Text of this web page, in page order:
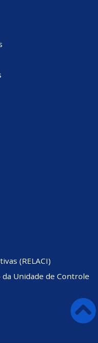
(RELACI)
Unidade de Controle